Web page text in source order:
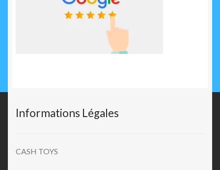
Informations Légales
CASH TOYS